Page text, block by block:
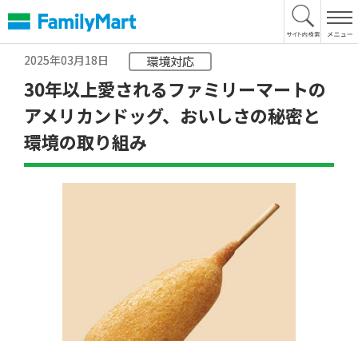
文
へ
2025年03月18日
環境対応
30年以上愛されるファミリーマートの
アメリカンドッグ、おいしさの秘密と
環境の取り組み